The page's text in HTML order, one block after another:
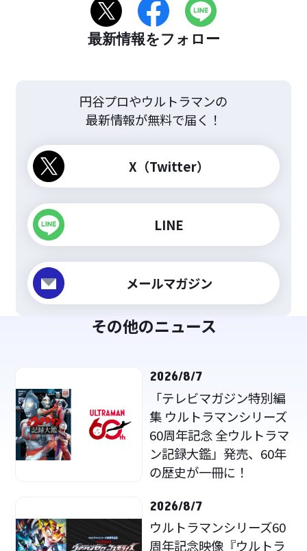
最新情報をフォロー
円谷プロやウルトラマンの
最新情報が無料で届く！
X（Twitter）
LINE
メールマガジン
その他のニュース
2026/8/7
「テレビマガジン特別編
集 ウルトラマンシリーズ
60周年記念 全ウルトラマ
ン記録大鑑」発売、60年
の歴史が一冊に！
2026/8/7
ウルトラマンシリーズ60
周年記念映像『ウルトラ